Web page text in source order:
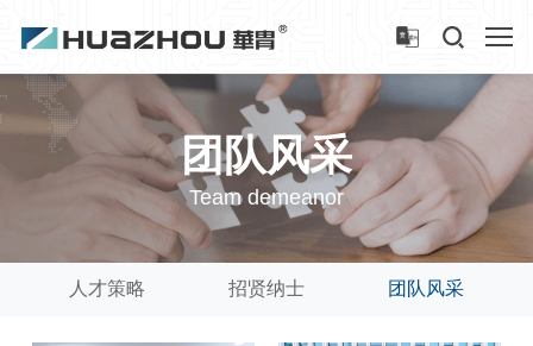
团队风采
Team demeanor
人才策略 招贤纳士 团队风采